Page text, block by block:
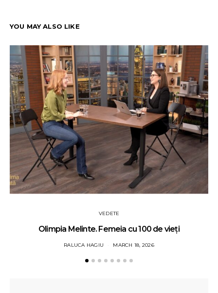
YOU MAY ALSO LIKE
VEDETE
Olimpia Melinte. Femeia cu 100 de vieți
RALUCA HAGIU MARCH 18, 2026